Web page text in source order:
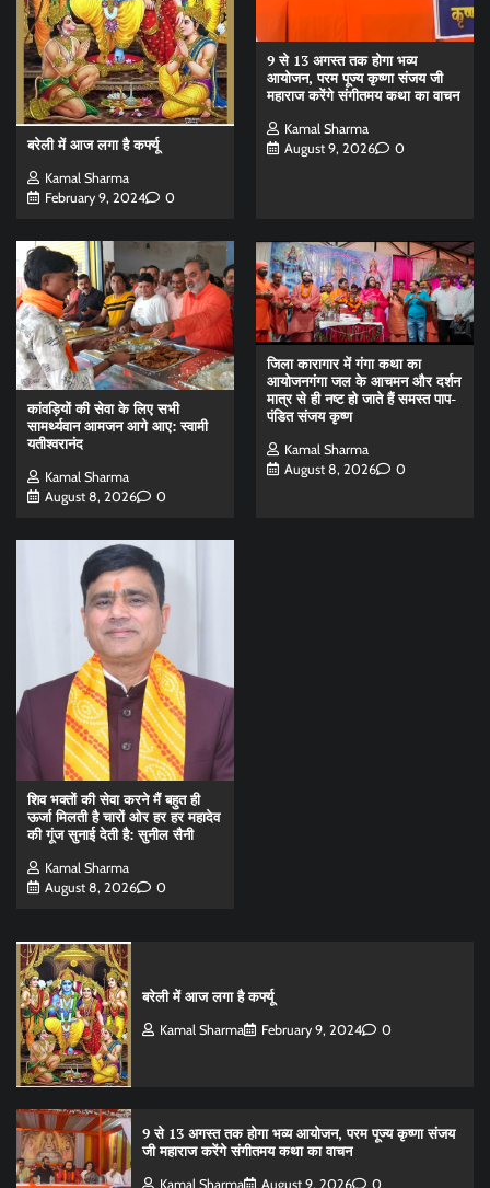
बरेली में आज लगा है कर्फ्यू
Kamal Sharma
February 9, 2024
0
9 से 13 अगस्त तक होगा भव्य
आयोजन, परम पूज्य कृष्णा संजय जी
महाराज करेंगे संगीतमय कथा का वाचन
Kamal Sharma
August 9, 2026
0
कांवड़ियों की सेवा के लिए सभी
सामर्थ्यवान आमजन आगे आए: स्वामी
यतीश्वरानंद
Kamal Sharma
August 8, 2026
0
जिला कारागार में गंगा कथा का
आयोजनगंगा जल के आचमन और दर्शन
मात्र से ही नष्ट हो जाते हैं समस्त पाप-
पंडित संजय कृष्ण
Kamal Sharma
August 8, 2026
0
शिव भक्तों की सेवा करने मैं बहुत ही
ऊर्जा मिलती है चारों ओर हर हर महादेव
की गूंज सुनाई देती है: सुनील सैनी
Kamal Sharma
August 8, 2026
0
बरेली में आज लगा है कर्फ्यू
Kamal Sharma February 9, 2024 0
9 से 13 अगस्त तक होगा भव्य आयोजन, परम पूज्य कृष्णा संजय
जी महाराज करेंगे संगीतमय कथा का वाचन
Kamal Sharma August 9, 2026 0